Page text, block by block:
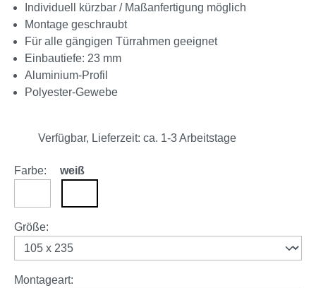
Individuell kürzbar / Maßanfertigung möglich
Montage geschraubt
Für alle gängigen Türrahmen geeignet
Einbautiefe: 23 mm
Aluminium-Profil
Polyester-Gewebe
Verfügbar, Lieferzeit: ca. 1-3 Arbeitstage
Farbe: weiß
Größeauswählen
:
Montageartauswählen
: